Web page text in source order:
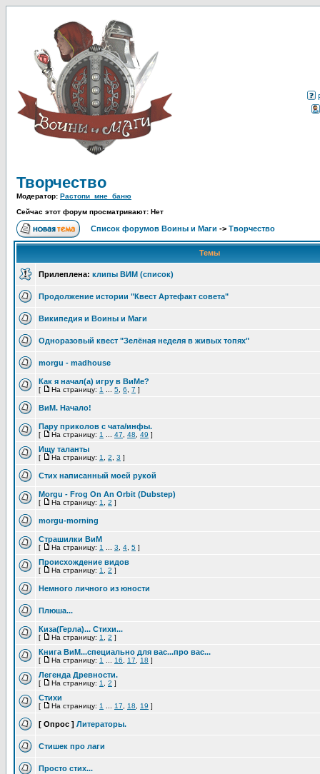
Творчество
Модератор: Растопи_мне_баню
Сейчас этот форум просматривают: Нет
Список форумов Воины и Маги -> Творчество
Темы
Прилеплена: клипы ВИМ (список)
Продолжение истории "Квест Артефакт совета"
Википедия и Воины и Маги
Одноразовый квест "Зелёная неделя в живых топях"
morgu - madhouse
Как я начал(а) игру в ВиМе?
[ На страницу: 1 5 6 7 ]
ВиМ. Начало!
Пару приколов с чата/инфы.
[ На страницу: 1 47 48 49 ]
Ищу таланты
[ На страницу: 1 2 3 ]
Стих написанный моей рукой
Morgu - Frog On An Orbit (Dubstep)
[ На страницу: 1 2 ]
morgu-morning
Страшилки ВиМ
[ На страницу: 1 3 4 5 ]
Происхождение видов
[ На страницу: 1 2 ]
Немного личного из юности
Плюша...
Киза(Герла)... Стихи...
[ На страницу: 1 2 ]
Книга ВиМ...специально для вас...про вас...
[ На страницу: 1 16 17 18 ]
Легенда Древности.
[ На страницу: 1 2 ]
Стихи
[ На страницу: 1 17 18 19 ]
[ Опрос ] Литераторы.
Стишек про лаги
Просто стих...